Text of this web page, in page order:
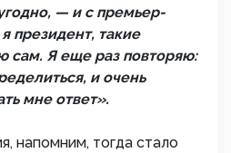
— и с премьер-
президент, такие
сам. Я еще раз повторяю:
и очень
мне ответ».
напомним, тогда стало